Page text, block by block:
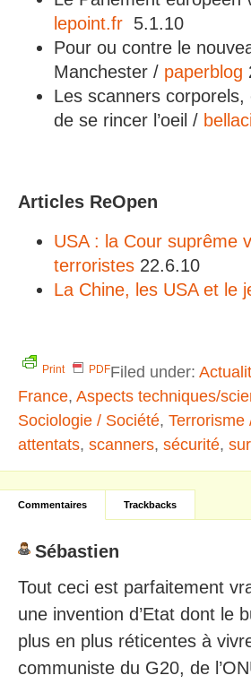
lepoint.fr 5.1.10
Pour ou contre le
Manchester / paperblog
Les scanners
de se rincer l’oeil /
Articles ReOpen
USA : la Cour suprême
terroristes 22.6.10
La Chine, les USA et le
Print PDFFiled under:
France, Aspects techniques/
Sociologie / Société, Terrorisme
attentats, scanners, sécurité,
Commentaires Trackbacks
Sébastien
Tout ceci est parfaitement
une invention d’Etat dont le
plus en plus réticentes à
communiste du G20, de